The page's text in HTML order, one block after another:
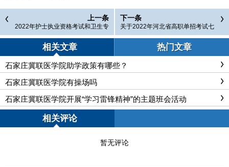
上一条
2022年护士执业资格考试和卫生专
业技术资格考试时间
下一条
关于2022年河北省高职单招考试七
类和高职单招对口医学类考试工作
相关文章 热门文章
石家庄冀联医学院助学政策有哪些？
石家庄冀联医学院有操场吗
石家庄冀联医学院开展“学习雷锋精神”的主题班会活动
相关评论
暂无评论